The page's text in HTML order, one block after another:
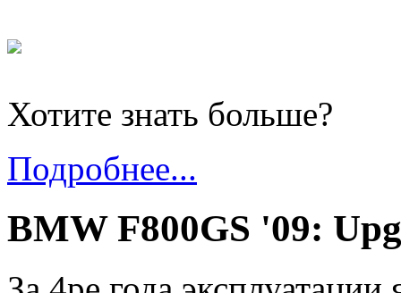
Хотите знать больше?
Подробнее...
BMW F800GS '09: